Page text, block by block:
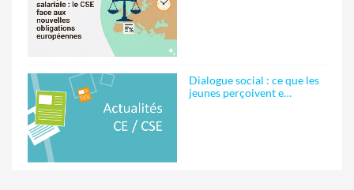
Dialogue social : ce que les
jeunes perçoivent e…